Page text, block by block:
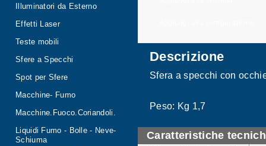
Illuminatori da Esterno
Effetti Laser
Teste mobili
Sfere a Specchi
Spot per Sfere
Macchine- Fumo
Macchine.Fuoco.Coriandoli.
Liquidi Fumo - Bolle - Neve-
Schiuma
Descrizione
Sfera a specchi con
Peso: Kg 1,7
Caratteristiche